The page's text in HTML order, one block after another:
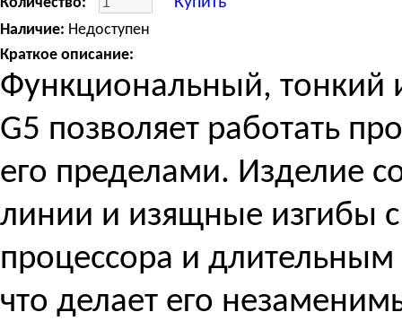
Наличие: Недоступен
Краткое описание:
Функциональный, тонкий
G5 позволяет работать
его пределами. Изделие
линии и изящные изгибы
процессора и
что делает его